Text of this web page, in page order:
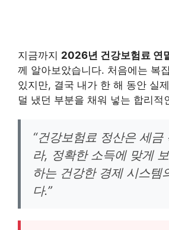
지금까지 2026년 건강보험료 연
께 알아보았습니다. 처음에는 복
있지만, 결국 내가 한 해 동안 실
덜 냈던 부분을 채워 넣는 합리적
“건강보험료 정산은 세금
라, 정확한 소득에 맞게
하는 건강한 경제 시스템
다.”